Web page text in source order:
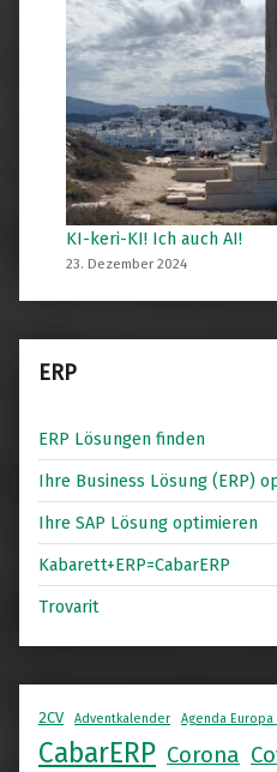
KI-keri-KI! Ich auch AI!
23. Dezember 2024
ERP
ERP Lösungen finden
Ihre Business Lösung (ERP)
Ihre SAP Lösung optimieren
Kabarett+ERP=CabarERP
Trovarit
2CV Adventkalender Agenda Europa
CabarERP Corona